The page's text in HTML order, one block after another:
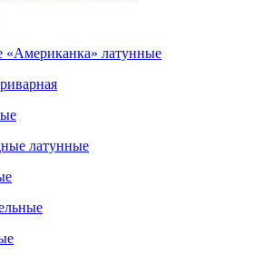
«Американка» латунные
латунные